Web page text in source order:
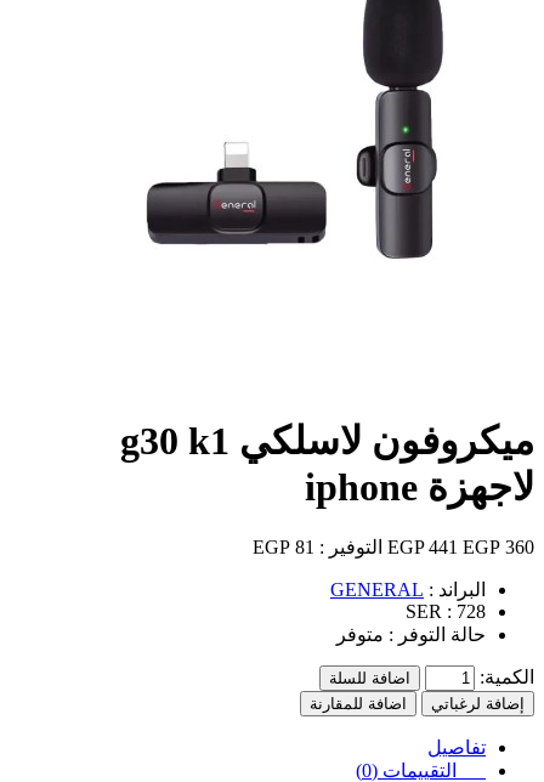
ميكروفون لاسلكي g30 k1
لاجهزة iphone
360 EGP
441 EGP التوفير : 81 EGP
البراند : GENERAL
SER : 728
حالة التوفر : متوفر
الكمية:
اضافة للسلة
إضافة لرغباتي
اضافة للمقارنة
تفاصيل
التقييمات (0)